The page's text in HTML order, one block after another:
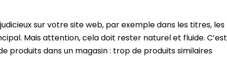
sur votre site web, par exemple dans les titres, les
Mais attention, cela doit rester naturel et fluide. C’est
produits dans un magasin : trop de produits similaires